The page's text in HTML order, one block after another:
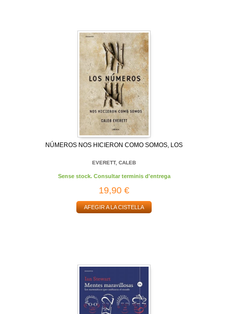
NÚMEROS NOS HICIERON COMO SOMOS, LOS
EVERETT, CALEB
Sense stock. Consultar terminis d'entrega
19,90 €
AFEGIR A LA CISTELLA